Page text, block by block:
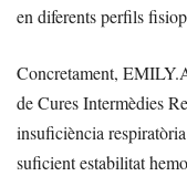
en diferents perfils
Concretament,
de Cures Intermèdies
insuficiència
suficient estabilitat